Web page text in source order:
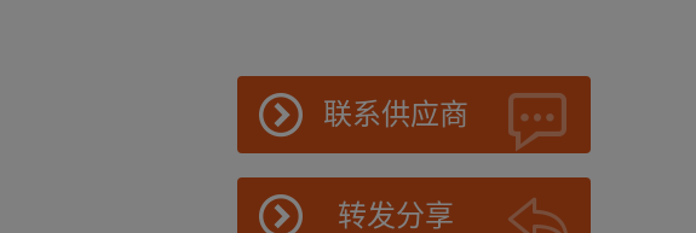
联系供应商
转发分享